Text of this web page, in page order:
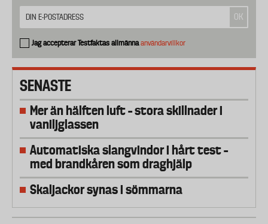
Jag accepterar Testfaktas allmännaanvändarvillkor
SENASTE
Mer än hälften luft – stora skillnader i
vaniljglassen
Automatiska slangvindor i hårt test –
med brandkåren som draghjälp
Skaljackor synas i sömmarna